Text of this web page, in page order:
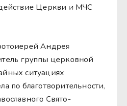
Церкви и МЧС
Андрея
группы церковной
ситуациях
по благотворительности,
Свято-